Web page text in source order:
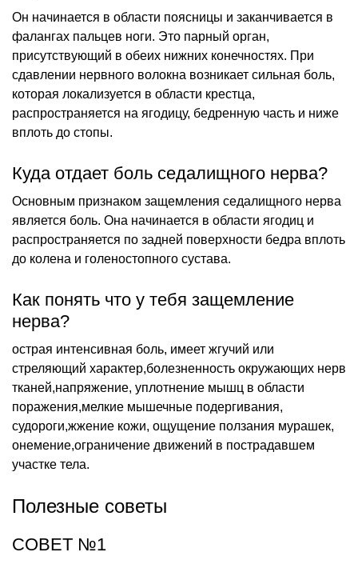
Он начинается в области поясницы и заканчивается в
фалангах пальцев ноги. Это парный орган,
присутствующий в обеих нижних конечностях. При
сдавлении нервного волокна возникает сильная боль,
которая локализуется в области крестца,
распространяется на ягодицу, бедренную часть и ниже
вплоть до стопы.
Куда отдает боль седалищного нерва?
Основным признаком защемления седалищного нерва
является боль. Она начинается в области ягодиц и
распространяется по задней поверхности бедра вплоть
до колена и голеностопного сустава.
Как понять что у тебя защемление
нерва?
острая интенсивная боль, имеет жгучий или
стреляющий характер,болезненность окружающих нерв
тканей,напряжение, уплотнение мышц в области
поражения,мелкие мышечные подергивания,
судороги,жжение кожи, ощущение ползания мурашек,
онемение,ограничение движений в пострадавшем
участке тела.
Полезные советы
СОВЕТ №1